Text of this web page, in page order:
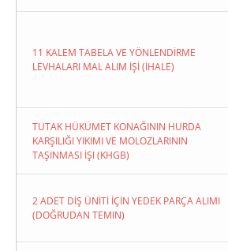
11 KALEM TABELA VE YÖNLENDİRME
LEVHALARI MAL ALIM İŞİ (İHALE)
TUTAK HÜKÜMET KONAĞININ HURDA
KARŞILIĞI YIKIMI VE MOLOZLARININ
TAŞINMASI İŞI (KHGB)
2 ADET DİŞ ÜNİTİ İÇİN YEDEK PARÇA ALIMI
(DOĞRUDAN TEMIN)